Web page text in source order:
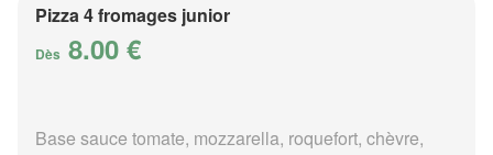
Pizza 4 fromages junior
Dès 8.00 €
Base sauce tomate, mozzarella, roquefort, chèvre,